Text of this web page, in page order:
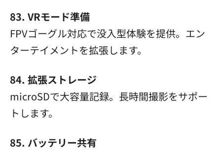
83. VRモード準備
FPVゴーグル対応で没入型体験を提供。エン
ターテイメントを拡張します。
84. 拡張ストレージ
microSDで大容量記録。長時間撮影をサポー
トします。
85. バッテリー共有